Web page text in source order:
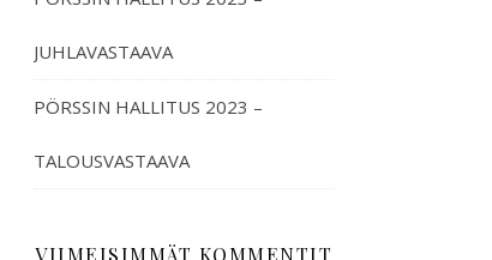
JUHLAVASTAAVA
PÖRSSIN HALLITUS 2023 –
TALOUSVASTAAVA
VIIMEISIMMÄT KOMMENTIT